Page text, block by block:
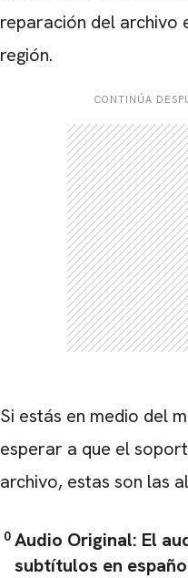
reparación del archivo
región.
CONTINÚA
Si estás en medio del
esperar a que el
archivo, estas son las
Audio Original: El
subtítulos en